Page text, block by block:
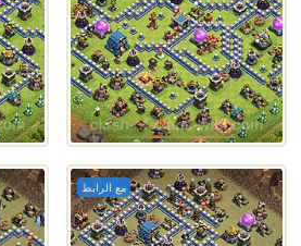
مع الرابط